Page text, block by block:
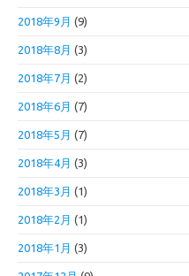
2018年9月 (9)
2018年8月 (3)
2018年7月 (2)
2018年6月 (7)
2018年5月 (7)
2018年4月 (3)
2018年3月 (1)
2018年2月 (1)
2018年1月 (3)